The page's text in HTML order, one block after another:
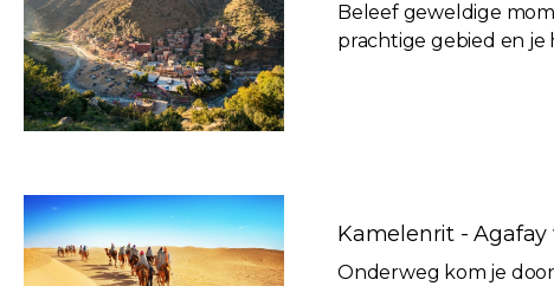
Beleef geweldige
prachtige gebied en je
Kamelenrit - Agafay
Onderweg kom je